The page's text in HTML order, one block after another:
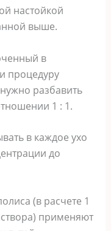
настойкой
выше.
в
процедуру
разбавить
1 : 1.
в каждое ухо
до
(в расчете 1
применяют